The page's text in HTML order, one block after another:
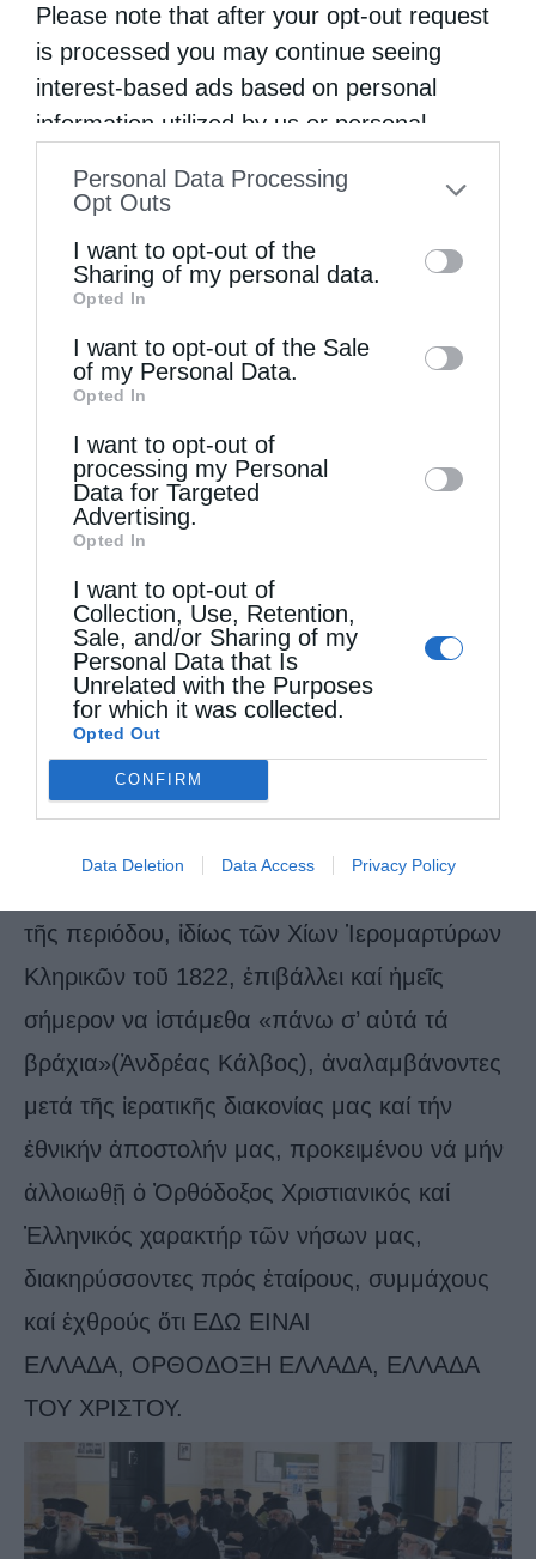
Please note that after your opt-out request
is processed you may continue seeing
interest-based ads based on personal
information utilized by us or personal
to your opt-out. You may separately opt-out
information by third parties on the IAB’s list
of downstream participants. This
information may also be disclosed by us to
third parties on theIAB’s List of
Downstream Participants
disclose it to other third parties.
Personal Data Processing
Opt Outs
I want to opt-out of the
Sharing of my personal data.
Opted In
I want to opt-out of the Sale
of my Personal Data.
Opted In
I want to opt-out of
processing my Personal
Data for Targeted
Advertising.
Opted In
I want to opt-out of
Collection, Use, Retention,
Sale, and/or Sharing of my
Personal Data that Is
Unrelated with the Purposes
for which it was collected.
Opted Out
CONFIRM
Data Deletion Data Access Privacy Policy
Χριστοκεντρικός.
η). Ἡ Πίστις τῶν ἀγωνιστῶν ἀπετέλει τόν
κυριώτερον σύμμαχον τῶν ἡρώων τοῦ
1821,ὡς ἐμφαίνεται ἀπό τούς λόγους καί τάς
πράξεις των.
θ). Ἡ παρακαταθήκη αὐτή, «νά φυλάξετε τήν
πίστη σας, γιατί ὅταν ἐπιάσαμε τά ὅπλα
εἴπαμε πρῶτα ὑπέρ πίστεως»
(Θ.Κολοκοτρώνης),ἐπιβάλλει ὁ χαρακτήρ καί
τῆς συχρόνου ἐθνικῆς παιδείας νά εἶναι
σύμφωνος πρός τήν Ὀρθόδοξον Χριστιανικήν
Παράδοσιν.
ι). Ὁ ἄρρηκτος ὀντολογικῶς καί λυσιτελής
ἐθνικῶς δεσμός Ὀρθοδόξου Ἐκκλησίας καί
Ἑλληνικοῦ Ἔθνους κατά τό 1821 καθιστᾶ
ἐπιβεβλημένην τήν ἐφαρμογήν τοῦ λόγου τοῦ
Θεοδώρου Κολοκοτρώνη «ἐμεῖς θά
ἀναστήσουμε μία Ἑλλάδα μέ κεφαλή τόν
τῆς περιόδου, ἰδίως τῶν Χίων Ἱερομαρτύρων
Κληρικῶν τοῦ 1822, ἐπιβάλλει καί ἡμεῖς
σήμερον να ἱστάμεθα «πάνω σ’ αὐτά τά
βράχια»(Ἀνδρέας Κάλβος), ἀναλαμβάνοντες
μετά τῆς ἱερατικῆς διακονίας μας καί τήν
ἐθνικήν ἀποστολήν μας, προκειμένου νά μήν
ἀλλοιωθῇ ὁ Ὀρθόδοξος Χριστιανικός καί
Ἑλληνικός χαρακτήρ τῶν νήσων μας,
διακηρύσσοντες πρός ἑταίρους, συμμάχους
καί ἐχθρούς ὅτι ΕΔΩ ΕΙΝΑΙ
ΕΛΛΑΔΑ, ΟΡΘΟΔΟΞΗ ΕΛΛΑΔΑ, ΕΛΛΑΔΑ
ΤΟΥ ΧΡΙΣΤΟΥ.